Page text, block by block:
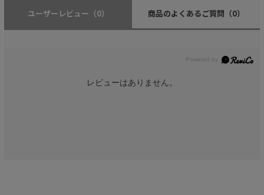
ユーザーレビュー （0） 商品のよくあるご質問 （0）
レビューはありません。